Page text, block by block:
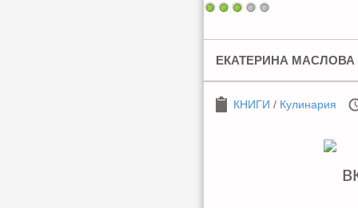
ЕКАТЕРИНА МАСЛОВА
КНИГИ / Кулинария